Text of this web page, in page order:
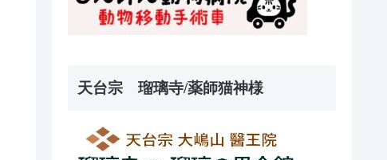
天台宗 瑠璃寺/薬師猫神様